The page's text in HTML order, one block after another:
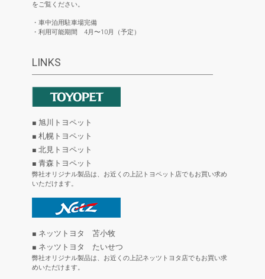
をご覧ください。
・車中泊用駐車場完備
・利用可能期間 4月〜10月（予定）
LINKS
■ 旭川トヨペット
■ 札幌トヨペット
■ 北見トヨペット
■ 青森トヨペット
弊社オリジナル製品は、お近くの上記トヨペット店でもお買い求め
いただけます。
■ ネッツトヨタ 苫小牧
■ ネッツトヨタ たいせつ
弊社オリジナル製品は、お近くの上記ネッツトヨタ店でもお買い求
めいただけます。